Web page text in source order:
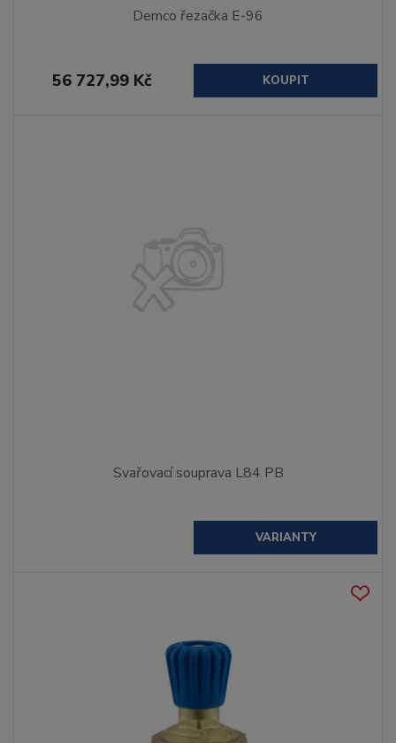
Demco řezačka E-96
56 727,99 Kč KOUPIT
Svařovací souprava L84 PB
VARIANTY